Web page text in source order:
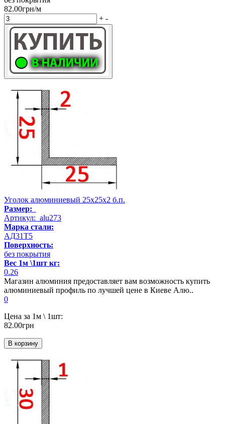
82.00грн/м
+ -
Уголок алюминиевый 25х25х2 б.п.
Размер:
Артикул: alu273
Марка стали:
АД31Т5
Поверхность:
без покрытия
Вес 1м \1шт кг:
0.26
Магазин алюминия предоставляет вам возможность купить
алюминиевый профиль по лучшей цене в Киеве Алю..
0
Цена за 1м \ 1шт:
82.00грн
В корзину